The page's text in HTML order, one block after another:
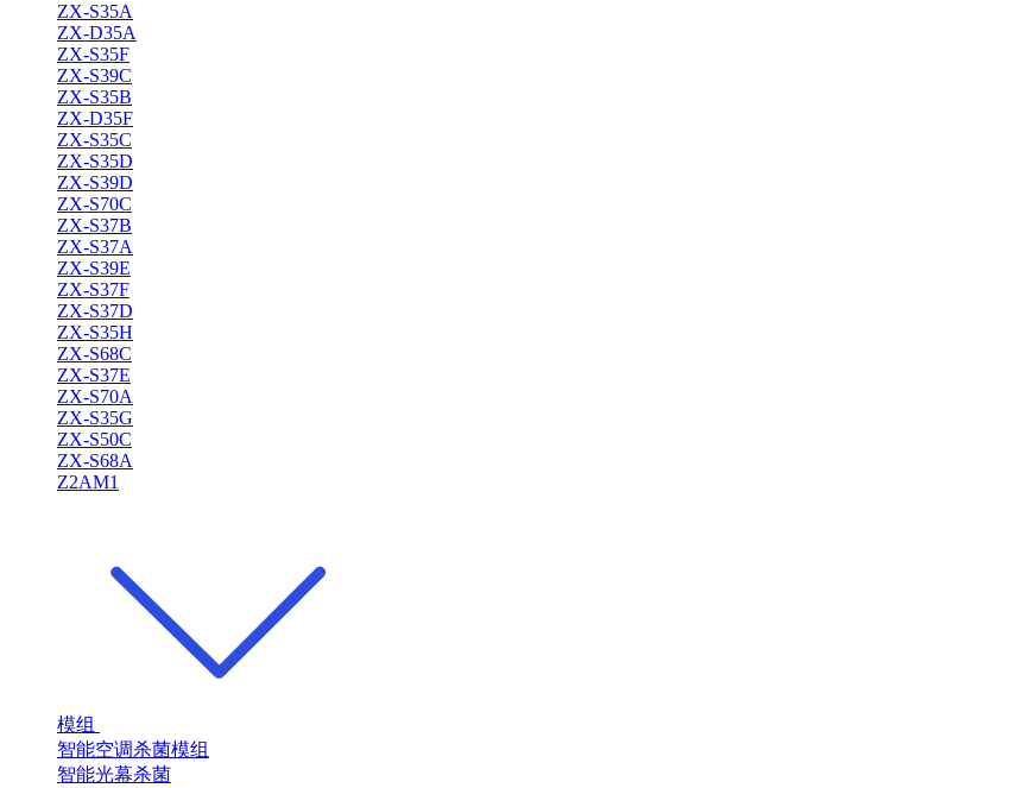
ZX-S35A
ZX-D35A
ZX-S35F
ZX-S39C
ZX-S35B
ZX-D35F
ZX-S35C
ZX-S35D
ZX-S39D
ZX-S70C
ZX-S37B
ZX-S37A
ZX-S39E
ZX-S37F
ZX-S37D
ZX-S35H
ZX-S68C
ZX-S37E
ZX-S70A
ZX-S35G
ZX-S50C
ZX-S68A
Z2AM1
模组
智能空调杀菌模组
智能光幕杀菌